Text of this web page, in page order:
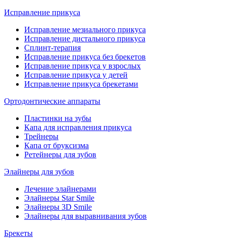
Исправление прикуса
Исправление мезиального прикуса
Исправление дистального прикуса
Сплинт-терапия
Исправление прикуса без брекетов
Исправление прикуса у взрослых
Исправление прикуса у детей
Исправление прикуса брекетами
Ортодонтические аппараты
Пластинки на зубы
Капа для исправления прикуса
Трейнеры
Капа от бруксизма
Ретейнеры для зубов
Элайнеры для зубов
Лечение элайнерами
Элайнеры Star Smile
Элайнеры 3D Smile
Элайнеры для выравнивания зубов
Брекеты